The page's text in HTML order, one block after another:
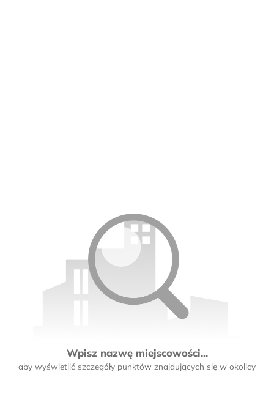
Wpisz nazwę miejscowości...
aby wyświetlić szczegóły punktów znajdujących się w okolicy